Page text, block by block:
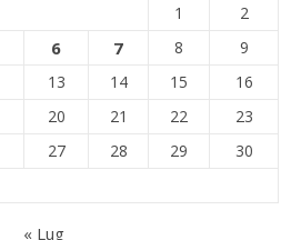
1
2
6 7 8
9
13 14 15
16
20 21 22
23
27 28 29
30
« Lug